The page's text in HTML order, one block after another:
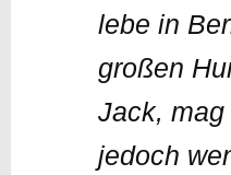
lebe in
großen
Jack,
jedoch